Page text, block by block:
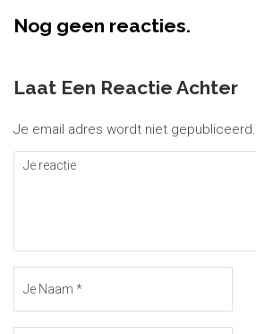
Nog geen reacties.
Laat Een Reactie Achter
Je email adres wordt niet gepubliceerd.